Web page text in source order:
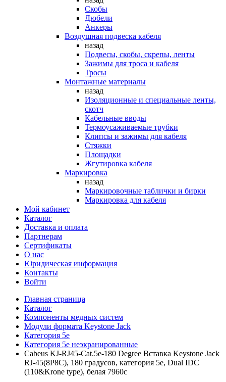
Скобы
Дюбели
Анкеры
Воздушная подвеска кабеля
назад
Подвесы, скобы, скрепы, ленты
Зажимы для троса и кабеля
Тросы
Монтажные материалы
назад
Изоляционные и специальные ленты,
скотч
Кабельные вводы
Термоусаживаемые трубки
Клипсы и зажимы для кабеля
Стяжки
Площадки
Жгутировка кабеля
Маркировка
назад
Маркировочные таблички и бирки
Маркировка для кабеля
Мой кабинет
Каталог
Доставка и оплата
Партнерам
Сертификаты
О нас
Юридическая информация
Контакты
Войти
Главная страница
Каталог
Компоненты медных систем
Модули формата Keystone Jack
Категория 5е
Категория 5е неэкранированные
Cabeus KJ-RJ45-Cat.5e-180 Degree Вставка Keystone Jack
RJ-45(8P8C), 180 градусов, категория 5e, Dual IDC
(110&Krone type), белая 7960c